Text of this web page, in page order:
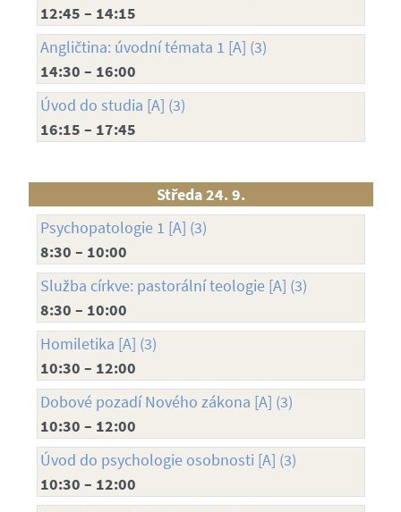
12:45 – 14:15
Angličtina: úvodní témata 1 [A] (3)
14:30 – 16:00
Úvod do studia [A] (3)
16:15 – 17:45
Středa 24. 9.
Psychopatologie 1 [A] (3)
8:30 – 10:00
Služba církve: pastorální teologie [A] (3)
8:30 – 10:00
Homiletika [A] (3)
10:30 – 12:00
Dobové pozadí Nového zákona [A] (3)
10:30 – 12:00
Úvod do psychologie osobnosti [A] (3)
10:30 – 12:00